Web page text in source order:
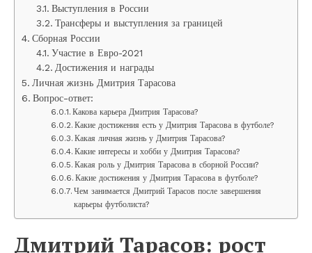
Выступления в России
Трансферы и выступления за границей
Сборная России
Участие в Евро-2021
Достижения и награды
Личная жизнь Дмитрия Тарасова
Вопрос-ответ:
Какова карьера Дмитрия Тарасова?
Какие достижения есть у Дмитрия Тарасова в футболе?
Какая личная жизнь у Дмитрия Тарасова?
Какие интересы и хобби у Дмитрия Тарасова?
Какая роль у Дмитрия Тарасова в сборной России?
Какие достижения у Дмитрия Тарасова в футболе?
Чем занимается Дмитрий Тарасов после завершения
карьеры футболиста?
Дмитрий Тарасов: рост